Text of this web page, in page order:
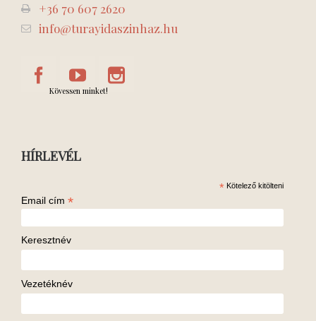
+36 70 607 2620
info@turayidaszinhaz.hu
Kövessen minket!
HÍRLEVÉL
* Kötelező kitölteni
Email cím *
Keresztnév
Vezetéknév